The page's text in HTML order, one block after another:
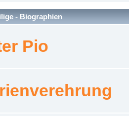
- Biographien
Pio